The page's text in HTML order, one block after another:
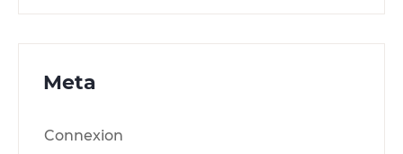
Meta
Connexion